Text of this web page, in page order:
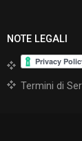
NOTE LEGALI
Termini di